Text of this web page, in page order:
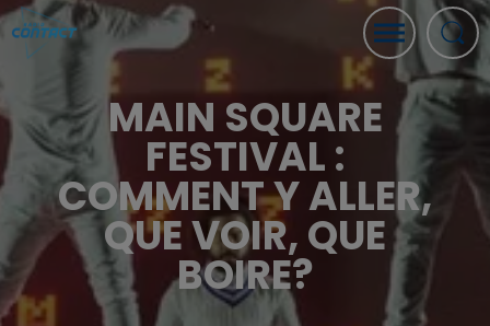
MAIN SQUARE
FESTIVAL :
COMMENT Y ALLER,
QUE VOIR, QUE
BOIRE?